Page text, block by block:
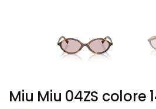
Miu Miu 04ZS colore